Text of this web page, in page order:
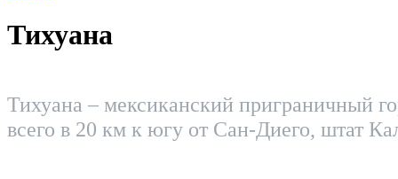
Тихуана
Тихуана – мексиканский приграничный
всего в 20 км к югу от Сан-Диего, штат